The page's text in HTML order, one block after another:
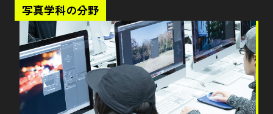
写真学科の分野